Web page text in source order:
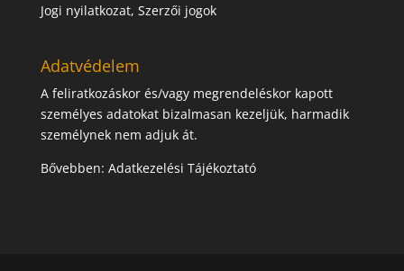
Jogi nyilatkozat, Szerzői jogok
Adatvédelem
A feliratkozáskor és/vagy megrendeléskor kapott
személyes adatokat bizalmasan kezeljük, harmadik
személynek nem adjuk át.
Bővebben: Adatkezelési Tájékoztató